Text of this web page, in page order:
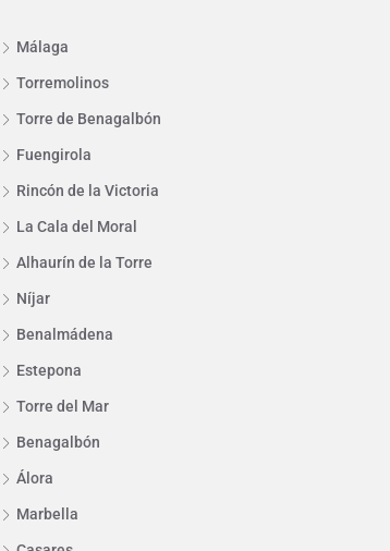
Málaga
Torremolinos
Torre de Benagalbón
Fuengirola
Rincón de la Victoria
La Cala del Moral
Alhaurín de la Torre
Níjar
Benalmádena
Estepona
Torre del Mar
Benagalbón
Álora
Marbella